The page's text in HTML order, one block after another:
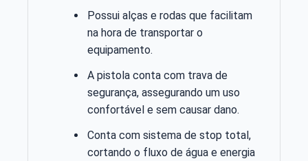
Possui alças e rodas que facilitam
na hora de transportar o
equipamento.
A pistola conta com trava de
segurança, assegurando um uso
confortável e sem causar dano.
Conta com sistema de stop total,
cortando o fluxo de água e energia